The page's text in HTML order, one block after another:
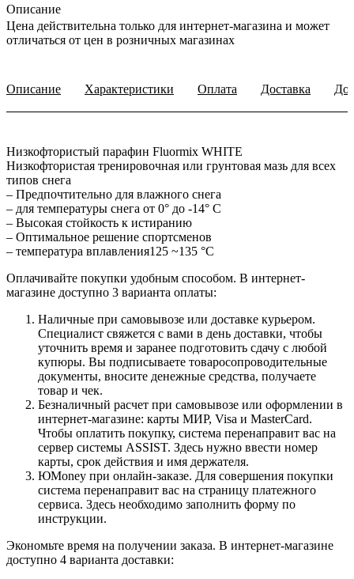
Описание
Цена действительна только для интернет-магазина и может
отличаться от цен в розничных магазинах
Описание Характеристики Оплата Доставка
Низкофтористый парафин Fluormix WHITE
Низкофтористая тренировочная или грунтовая мазь для всех
типов снега
– Предпочтительно для влажного снега
– для температуры снега от 0° до -14° C
– Высокая стойкость к истиранию
– Оптимальное решение спортсменов
– температура вплавления125 ~135 °C
Оплачивайте покупки удобным способом. В интернет-
магазине доступно 3 варианта оплаты:
Наличные при самовывозе или доставке курьером.
Специалист свяжется с вами в день доставки, чтобы
уточнить время и заранее подготовить сдачу с любой
купюры. Вы подписываете товаросопроводительные
документы, вносите денежные средства, получаете
товар и чек.
Безналичный расчет при самовывозе или оформлении в
интернет-магазине: карты МИР, Visa и MasterCard.
Чтобы оплатить покупку, система перенаправит вас на
сервер системы ASSIST. Здесь нужно ввести номер
карты, срок действия и имя держателя.
ЮMoney при онлайн-заказе. Для совершения покупки
система перенаправит вас на страницу платежного
сервиса. Здесь необходимо заполнить форму по
инструкции.
Экономьте время на получении заказа. В интернет-магазине
доступно 4 варианта доставки: